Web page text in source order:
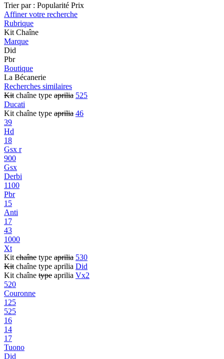
Trier par : Popularité Prix
Affiner votre recherche
Rubrique
Kit Chaîne
Marque
Did
Pbr
Boutique
La Bécanerie
Recherches similaires
Kit chaîne type aprilia 525
Ducati
Kit chaîne type aprilia 46
39
Hd
18
Gsx r
900
Gsx
Derbi
1100
Pbr
15
Anti
17
43
1000
Xt
Kit chaîne type aprilia 530
Kit chaîne type aprilia Did
Kit chaîne type aprilia Vx2
520
Couronne
125
525
16
14
17
Tuono
Did